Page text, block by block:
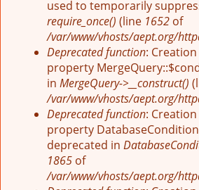
used to temporarily
require_once() (line 1652 of
/var/www/vhosts/aept.org/
Deprecated function:
property
in MergeQuery->__construct()
/var/www/vhosts/aept.org/
Deprecated function:
property
deprecated in
1865 of
/var/www/vhosts/aept.org/